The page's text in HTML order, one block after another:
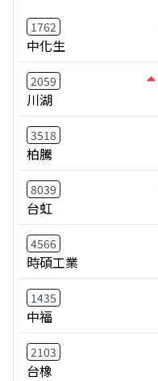
1762
中化生
2059
川湖
3518
柏騰
8039
台虹
4566
時碩工業
1435
中福
2103
台橡